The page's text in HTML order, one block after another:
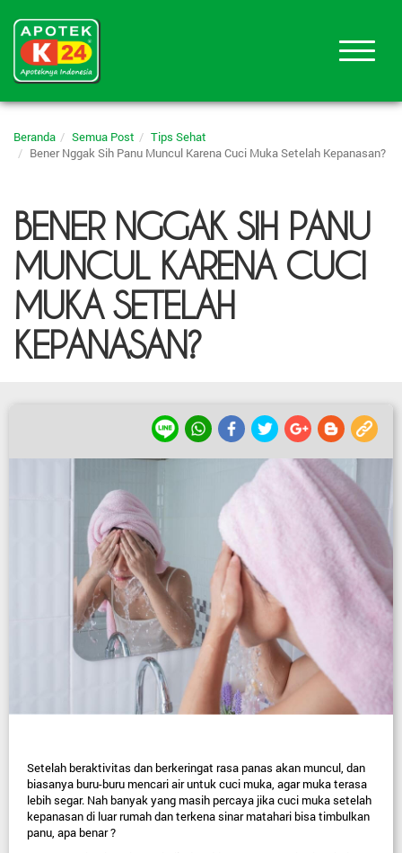
Beranda Semua Post
Tips Sehat
Bener Nggak Sih Panu Muncul Karena Cuci Muka Setelah Kepanasan?
BENER NGGAK SIH PANU
MUNCUL KARENA CUCI
MUKA SETELAH
KEPANASAN?
Setelah beraktivitas dan berkeringat rasa panas akan muncul, dan
biasanya buru-buru mencari air untuk cuci muka, agar muka terasa
lebih segar. Nah banyak yang masih percaya jika cuci muka setelah
kepanasan di luar rumah dan terkena sinar matahari bisa timbulkan
panu, apa benar ?